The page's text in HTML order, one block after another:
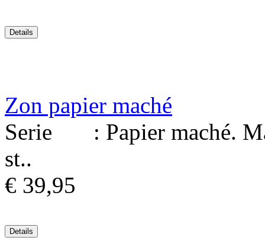
Zon papier maché
Serie : Papier maché.
st..
€ 39,95